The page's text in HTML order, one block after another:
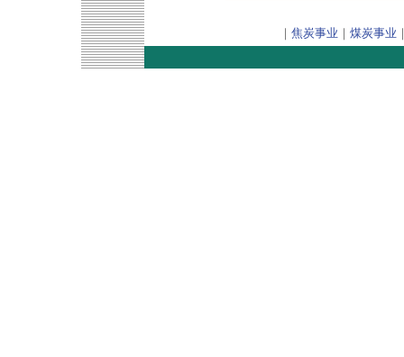
｜ 焦炭事业 ｜ 煤炭事业